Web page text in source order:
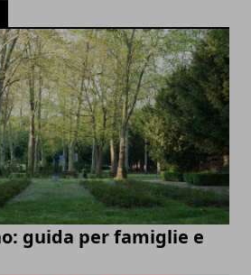
guida per famiglie e